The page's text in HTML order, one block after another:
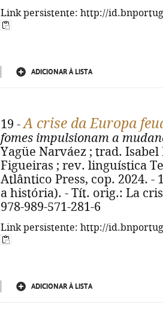
Link persistente: http://
ADICIONAR À LISTA
19 -A crise da Europa
fomes impulsionam a
Yagüe Narváez ; trad.
Figueiras ; rev. linguística
Atlântico Press, cop. 2024. -
a história). - Tít. orig.: La
978-989-571-281-6
Link persistente: http://
ADICIONAR À LISTA